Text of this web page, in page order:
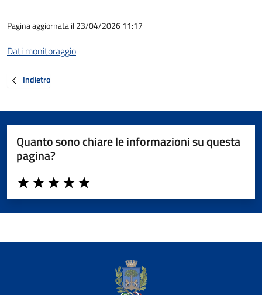
Pagina aggiornata il 23/04/2026 11:17
Dati monitoraggio
Indietro
Quanto sono chiare le informazioni su questa
pagina?
Valuta da 1 a 5 stelle la pagina
Valuta 5 stelle su 5
Valuta 4 stelle su 5
Valuta 3 stelle su 5
Valuta 2 stelle su 5
Valuta 1 stelle su 5